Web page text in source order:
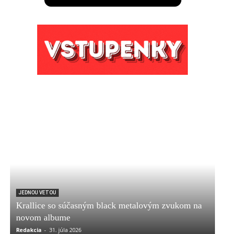
JEDNOU VETOU
Krallice so súčasným black metalovým zvukom na
novom albume
Redakcia - 31. júla 2026